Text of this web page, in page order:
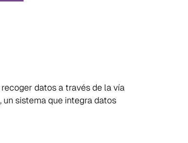
datos a través de la vía
sistema que integra datos